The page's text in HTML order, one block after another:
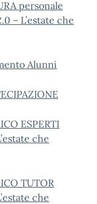
personale
– L’estate che
Alunni
ESPERTI
che
TUTOR
che